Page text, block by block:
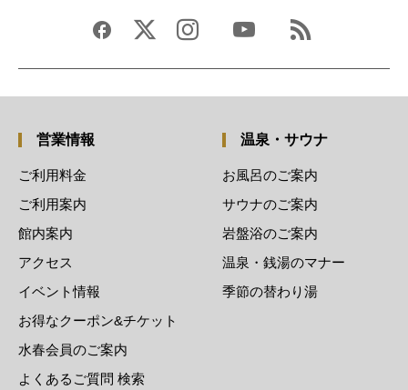
営業情報
ご利用料金
ご利用案内
館内案内
アクセス
イベント情報
お得なクーポン&チケット
水春会員のご案内
よくあるご質問 検索
温泉・サウナ
お風呂のご案内
サウナのご案内
岩盤浴のご案内
温泉・銭湯のマナー
季節の替わり湯